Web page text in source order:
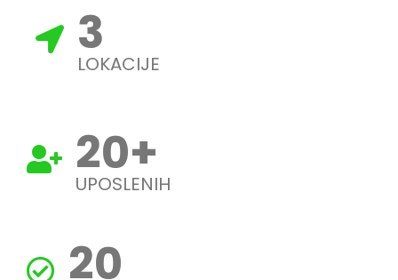
3
LOKACIJE
20+
UPOSLENIH
20